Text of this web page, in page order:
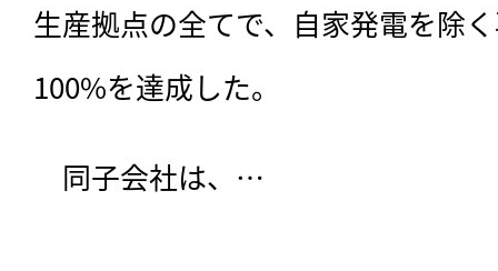
生産拠点の全てで、自家発電を除
100%を達成した。
同子会社は、…